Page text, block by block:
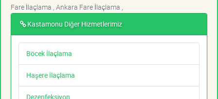
Fare İlaçlama , Ankara Fare İlaçlama ,
Kastamonu Diğer Hizmetlerimiz
Böcek İlaçlama
Haşere İlaçlama
Dezenfeksiyon